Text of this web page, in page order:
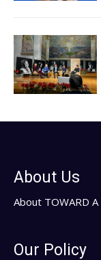
About Us
About TOWARD A
Our Policy